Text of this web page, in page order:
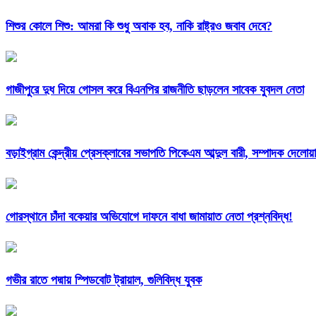
শিশুর কোলে শিশু: আমরা কি শুধু অবাক হব, নাকি রাষ্ট্রও জবাব দেবে?
গাজীপুরে দুধ দিয়ে গোসল করে বিএনপির রাজনীতি ছাড়লেন সাবেক যুবদল নেতা
বড়াইগ্রাম কেন্দ্রীয় প্রেসক্লাবের সভাপতি পিকেএম আব্দুল বারী, সম্পাদক
গোরস্থানে চাঁদা বকেয়ার অভিযোগে দাফনে বাধা জামায়াত নেতা প্রশ্নবিদ্ধ!
গভীর রাতে পদ্মায় স্পিডবোট ট্রায়াল, গুলিবিদ্ধ যুবক